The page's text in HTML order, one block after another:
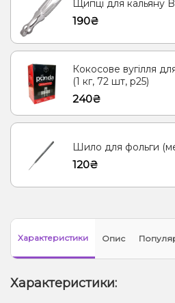
Лід/Холодок Апельсин, Ананас,
Манго, Енергетик
Щипці для кальяну
190₴
Кокосове вугілля
(1 кг, 72 шт, р25)
240₴
Шило для фольги
120₴
Характеристики Опис
Характеристики: